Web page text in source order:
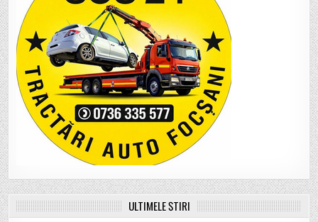
ULTIMELE ȘTIRI